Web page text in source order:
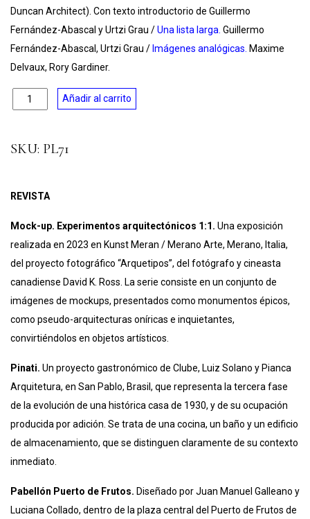
Duncan Architect). Con texto introductorio de Guillermo
Fernández-Abascal y Urtzi Grau /Una lista larga. Guillermo
Fernández-Abascal, Urtzi Grau / Imágenes analógicas. Maxime
Delvaux, Rory Gardiner.
CantidadAñadir al carrito
SKU: PL71
REVISTA
Mock-up. Experimentos arquitectónicos 1:1. Una exposición
realizada en 2023 en Kunst Meran / Merano Arte, Merano, Italia,
del proyecto fotográfico “Arquetipos”, del fotógrafo y cineasta
canadiense David K. Ross. La serie consiste en un conjunto de
imágenes de mockups, presentados como monumentos épicos,
como pseudo-arquitecturas oníricas e inquietantes,
convirtiéndolos en objetos artísticos.
Pinati. Un proyecto gastronómico de Clube, Luiz Solano y Pianca
Arquitetura, en San Pablo, Brasil, que representa la tercera fase
de la evolución de una histórica casa de 1930, y de su ocupación
producida por adición. Se trata de una cocina, un baño y un edificio
de almacenamiento, que se distinguen claramente de su contexto
inmediato.
Pabellón Puerto de Frutos. Diseñado por Juan Manuel Galleano y
Luciana Collado, dentro de la plaza central del Puerto de Frutos de